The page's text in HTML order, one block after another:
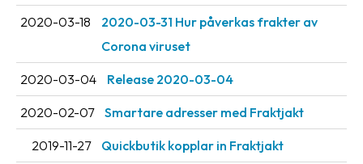
Medarbetare
karriär
Nyhetsarkiv
Kontakta
2020-03-18
2020-03-31 Hur påverkas frakter av
Corona viruset
2020-03-04 Release 2020-03-04
2020-02-07 Smartare adresser med Fraktjakt
2019-11-27 Quickbutik kopplar in Fraktjakt